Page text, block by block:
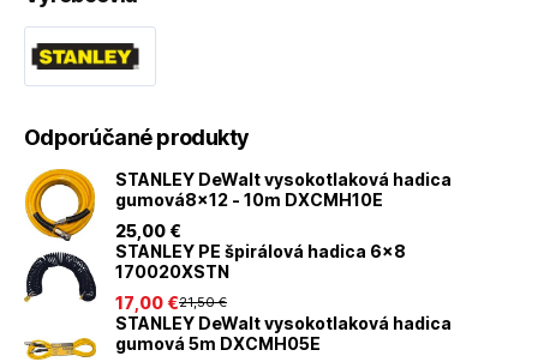
Odporúčané produkty
STANLEY DeWalt vysokotlaková hadica
gumová8x12 - 10m DXCMH10E
25 ,00 €
STANLEY PE špirálová hadica 6x8
170020XSTN
21,50 €
17 ,00 €
STANLEY DeWalt vysokotlaková hadica
gumová 5m DXCMH05E